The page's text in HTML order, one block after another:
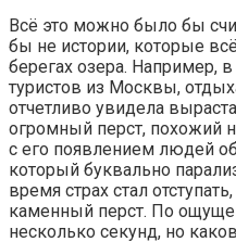
Всё это можно было бы
бы не истории, которые
берегах озера. Например,
туристов из Москвы,
отчетливо увидела
огромный перст, похожий
с его появлением людей
который буквально
время страх стал
каменный перст. По
несколько секунд, но